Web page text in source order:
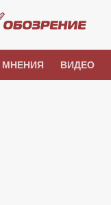
МНЕНИЯ ВИДЕО